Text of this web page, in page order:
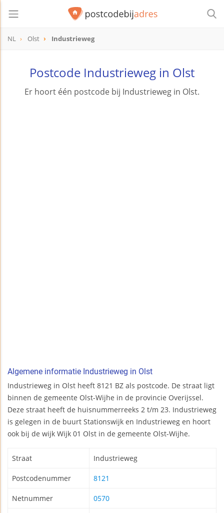
NL Olst Industrieweg
Postcode Industrieweg in Olst
Er hoort één postcode bij Industrieweg in Olst.
Algemene informatie Industrieweg in Olst
Industrieweg in Olst heeft 8121 BZ als postcode. De straat ligt
binnen de gemeente Olst-Wijhe in de provincie Overijssel.
Deze straat heeft de huisnummerreeks 2 t/m 23. Industrieweg
is gelegen in de buurt Stationswijk en Industrieweg en hoort
ook bij de wijk Wijk 01 Olst in de gemeente Olst-Wijhe.
Straat Industrieweg
Postcodenummer 8121
Netnummer 0570